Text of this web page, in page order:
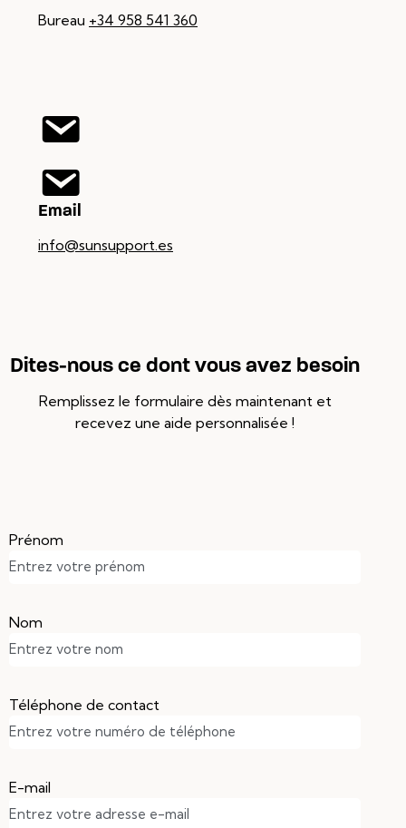
Bureau +34 958 541 360
Email
info@sunsupport.es
Dites-nous ce dont vous avez besoin
Remplissez le formulaire dès maintenant et
recevez une aide personnalisée !
Prénom
Nom
Téléphone de contact
E-mail